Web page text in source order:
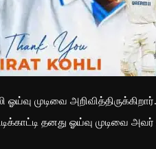
ஓய்வு முடிவை
தனது ஓய்வு முடிவை